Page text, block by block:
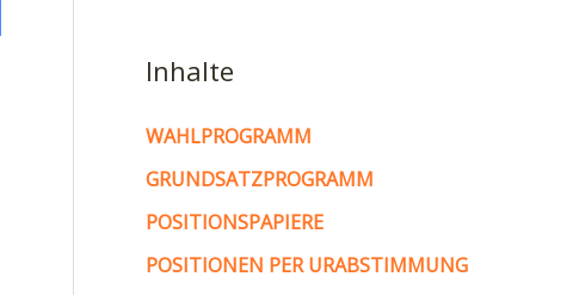
Inhalte
WAHLPROGRAMM
GRUNDSATZPROGRAMM
POSITIONSPAPIERE
POSITIONEN PER URABSTIMMUNG